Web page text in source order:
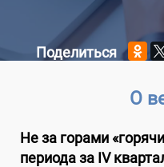
Поделиться
О
Не за горами
периода за IV